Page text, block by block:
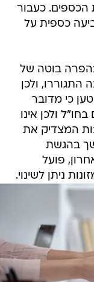
הכספים. כעבור
כספית על
בוטה של
התגוררו, ולכן
כי מדובר
ולכן אינו
המצדיק את
בהגשת
פועל
ניתן לשינוי.